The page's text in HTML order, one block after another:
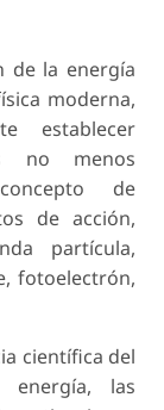
de la energía
moderna,
establecer
no menos
de
de acción,
partícula,
fotoelectrón,
científica del
las